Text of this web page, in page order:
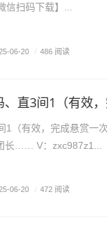
扫码下载】...
06-20 / 486 阅读
直3间1（有效，
1（有效，完成悬赏一
长…… V：zxc987z1...
06-20 / 472 阅读